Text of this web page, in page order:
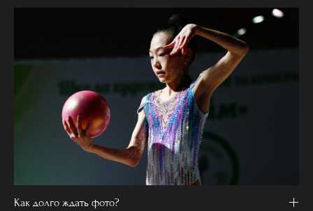
Как долго ждать фото?